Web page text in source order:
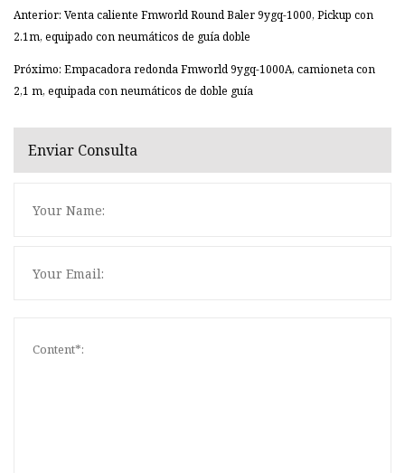
Anterior: Venta caliente Fmworld Round Baler 9ygq-1000, Pickup con
2.1m, equipado con neumáticos de guía doble
Próximo: Empacadora redonda Fmworld 9ygq-1000A, camioneta con
2,1 m, equipada con neumáticos de doble guía
Enviar Consulta